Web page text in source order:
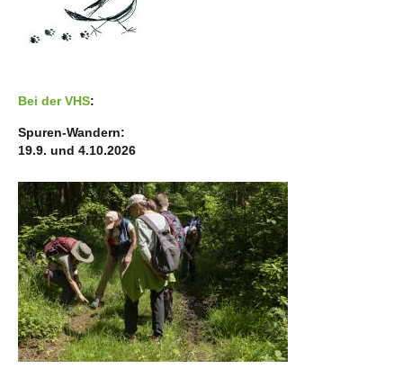
Bei der VHS:
Spuren-Wandern:
19.9. und 4.10.2026